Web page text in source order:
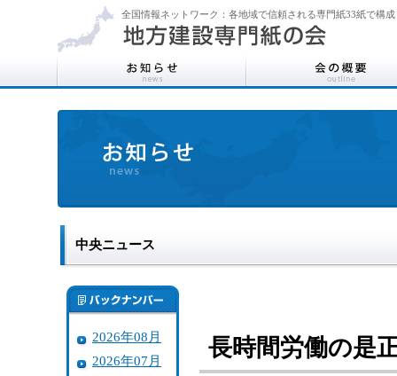
全国情報ネットワーク：各地域で信頼される専門紙33紙で構成
中央ニュース
2026年08月
2026年07月
長時間労働の是